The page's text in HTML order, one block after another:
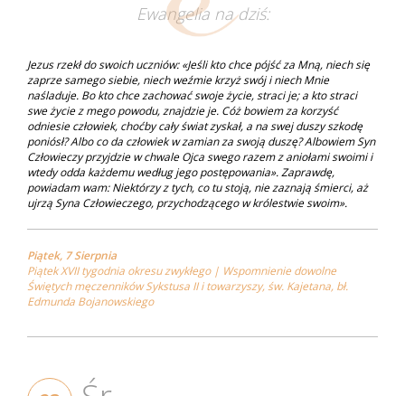
Ewangelia na dziś:
Jezus rzekł do swoich uczniów: «Jeśli kto chce pójść za Mną, niech się
zaprze samego siebie, niech weźmie krzyż swój i niech Mnie
naśladuje. Bo kto chce zachować swoje życie, straci je; a kto straci
swe życie z mego powodu, znajdzie je. Cóż bowiem za korzyść
odniesie człowiek, choćby cały świat zyskał, a na swej duszy szkodę
poniósł? Albo co da człowiek w zamian za swoją duszę? Albowiem Syn
Człowieczy przyjdzie w chwale Ojca swego razem z aniołami swoimi i
wtedy odda każdemu według jego postępowania». Zaprawdę,
powiadam wam: Niektórzy z tych, co tu stoją, nie zaznają śmierci, aż
ujrzą Syna Człowieczego, przychodzącego w królestwie swoim».
Piątek, 7 Sierpnia
Piątek XVII tygodnia okresu zwykłego | Wspomnienie dowolne
Świętych męczenników Sykstusa II i towarzyszy, św. Kajetana, bł.
Edmunda Bojanowskiego